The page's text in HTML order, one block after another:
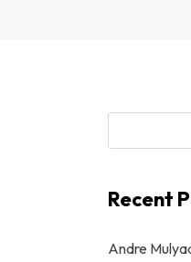
Recent
Andre